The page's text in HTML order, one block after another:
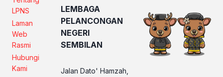
LPNS
Laman
Web
Rasmi
Hubungi
Kami
LEMBAGA
PELANCONGAN
NEGERI
SEMBILAN
Jalan Dato' Hamzah,